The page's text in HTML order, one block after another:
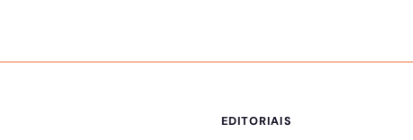
EDITORIAIS